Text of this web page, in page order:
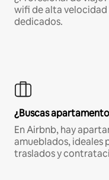
wifi de alta
dedicados.
¿Buscas
En Airbnb, hay
amueblados, ideales
traslados y